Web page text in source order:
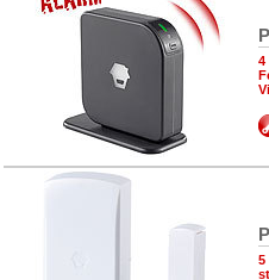
4
5